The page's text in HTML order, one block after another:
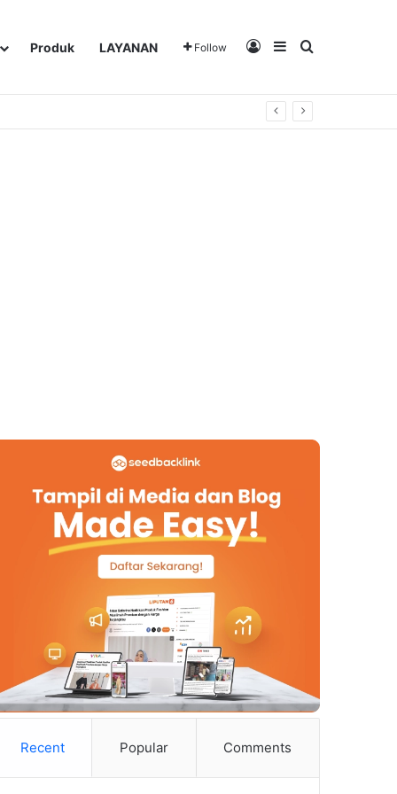
Produk LAYANAN Follow Log InSidebarSearch for
Recent Popular Comments